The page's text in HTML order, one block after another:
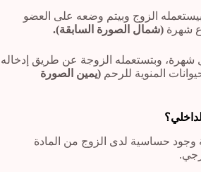
بيستعمله الزوج وبيتم وضعه على العضو
شهرة (شمال الصورة السابقة).
شهرة، وبتستعمله الزوجة عن طريق إدخاله
المنوية للرحم (يمين الصورة
حساسية لدى الزوج من المادة